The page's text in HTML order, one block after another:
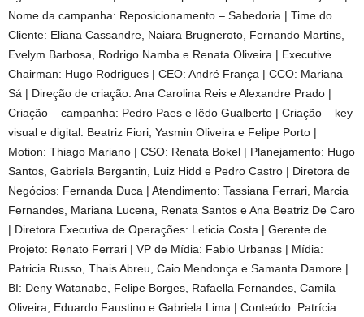
Nome da campanha: Reposicionamento – Sabedoria | Time do
Cliente: Eliana Cassandre, Naiara Brugneroto, Fernando Martins,
Evelym Barbosa, Rodrigo Namba e Renata Oliveira | Executive
Chairman: Hugo Rodrigues | CEO: André França | CCO: Mariana
Sá | Direção de criação: Ana Carolina Reis e Alexandre Prado |
Criação – campanha: Pedro Paes e Iêdo Gualberto | Criação – key
visual e digital: Beatriz Fiori, Yasmin Oliveira e Felipe Porto |
Motion: Thiago Mariano | CSO: Renata Bokel | Planejamento: Hugo
Santos, Gabriela Bergantin, Luiz Hidd e Pedro Castro | Diretora de
Negócios: Fernanda Duca | Atendimento: Tassiana Ferrari, Marcia
Fernandes, Mariana Lucena, Renata Santos e Ana Beatriz De Caro
| Diretora Executiva de Operações: Leticia Costa | Gerente de
Projeto: Renato Ferrari | VP de Mídia: Fabio Urbanas | Mídia:
Patricia Russo, Thais Abreu, Caio Mendonça e Samanta Damore |
BI: Deny Watanabe, Felipe Borges, Rafaella Fernandes, Camila
Oliveira, Eduardo Faustino e Gabriela Lima | Conteúdo: Patrícia